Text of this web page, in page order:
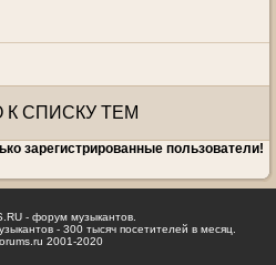
К СПИСКУ ТЕМ
зарегистрированные пользователи!
- форум музыкантов.
- 300 тысяч посетителей в месяц.
2001-2020